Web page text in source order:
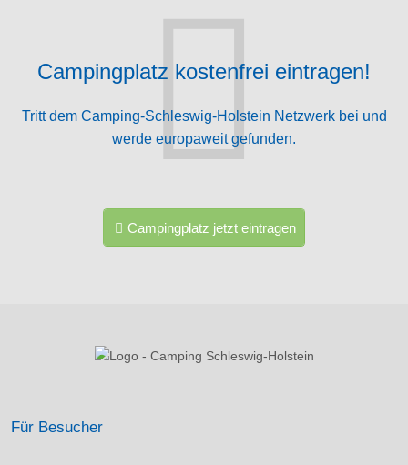
Campingplatz kostenfrei eintragen!
Tritt dem Camping-Schleswig-Holstein Netzwerk bei und
werde europaweit gefunden.
Campingplatz jetzt eintragen
Für Besucher